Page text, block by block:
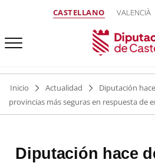
CASTELLANO VALENCIÀ
Inicio Actualidad
Diputación
provincias más seguras en respuesta de
Diputación hace